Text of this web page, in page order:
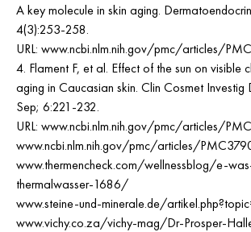
A key molecule in skin aging.
4(3):253-258.
URL: www.ncbi.nlm.nih.gov/pmc/articles/
Flament F, et al. Effect of the sun on visible
aging in Caucasian skin. Clin Cosmet Investig
Sep; 6:221-232.
URL: www.ncbi.nlm.nih.gov/pmc/articles/
www.ncbi.nlm.nih.gov/pmc/articles/
www.thermencheck.com/wellnessblog/e-
thermalwasser-1686/
www.steine-und-minerale.de/
www.vichy.co.za/vichy-mag/Dr-Prosper-